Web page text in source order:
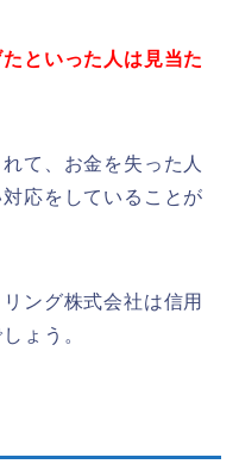
といった人は見当た
て、お金を失った人
応をしていることが
ング株式会社は信用
ょう。